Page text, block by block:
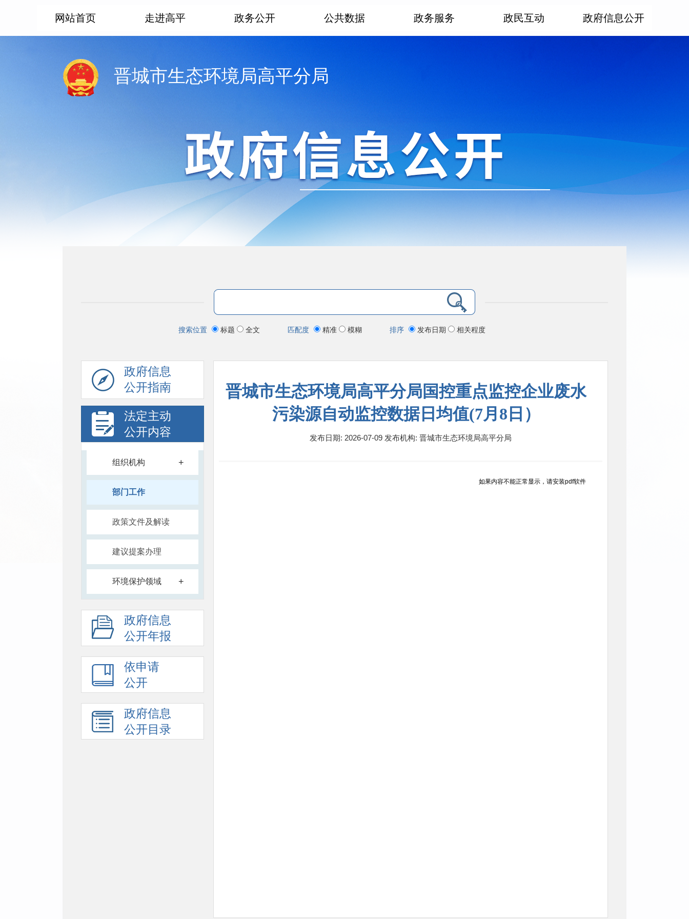
网站首页 走进高平 政务公开 公共数据 政务服务 政民互动 政府信息公开
晋城市生态环境局高平分局
搜索位置 标题 全文 匹配度 精准 模糊 排序 发布日期 相关程度
政府信息
公开指南
法定主动
公开内容
组织机构 +
部门工作
政策文件及解读
建议提案办理
环境保护领域 +
政府信息
公开年报
依申请
公开
政府信息
公开目录
晋城市生态环境局高平分局国控重点监控企业废水
污染源自动监控数据日均值(7月8日）
发布日期: 2026-07-09 发布机构: 晋城市生态环境局高平分局
如果内容不能正常显示，请安装pdf软件